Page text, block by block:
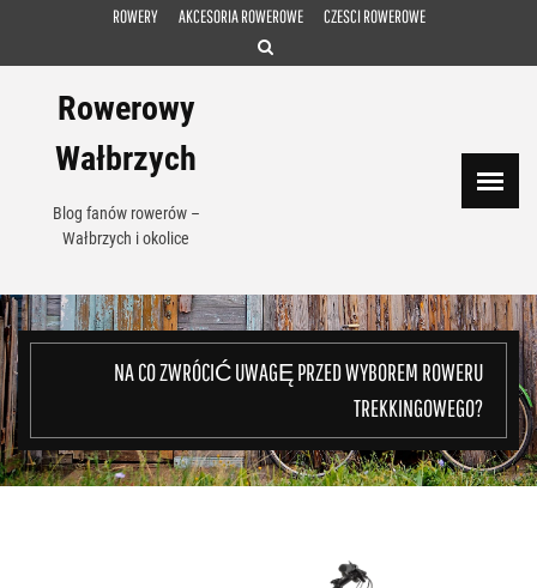
ROWERY AKCESORIA ROWEROWE CZESCI ROWEROWE
Rowerowy
Wałbrzych
Blog fanów rowerów –
Wałbrzych i okolice
NA CO ZWRÓCIĆ UWAGĘ PRZED WYBOREM ROWERU
TREKKINGOWEGO?